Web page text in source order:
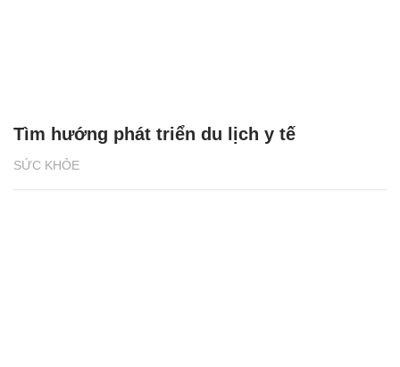
SỨC KHỎE
Tìm hướng phát triển du lịch y tế